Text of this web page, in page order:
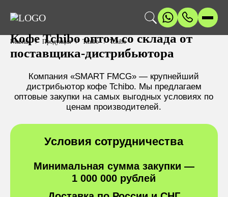
Главная Продукция Tchibo Tchibo
Кофе Tchibo оптом со склада от
поставщика-дистрибьютора
Компания «SMART FMCG» — крупнейший
дистрибьютор кофе Tchibo. Мы предлагаем
оптовые закупки на самых выгодных условиях по
ценам производителей.
Условия сотрудничества
Минимальная сумма закупки —
1 000 000 рублей